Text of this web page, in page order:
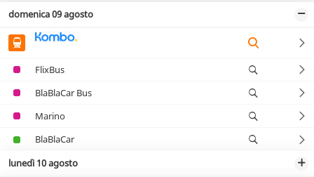
domenica 09 agosto
FlixBus
BlaBlaCar Bus
Marino
BlaBlaCar
lunedì 10 agosto